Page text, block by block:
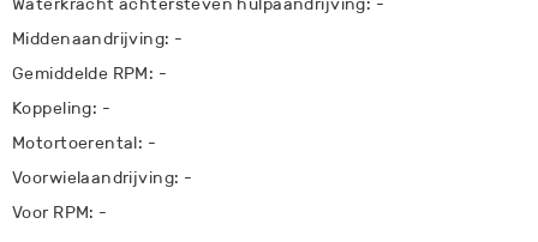
Waterkracht achtersteven hulpaandrijving: -
Middenaandrijving: -
Gemiddelde RPM: -
Koppeling: -
Motortoerental: -
Voorwielaandrijving: -
Voor RPM: -